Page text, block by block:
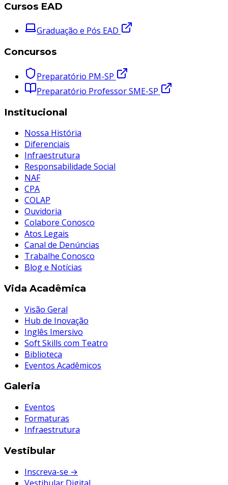
Cursos EAD
Graduação e Pós EAD
Concursos
Preparatório PM-SP
Preparatório Professor SME-SP
Institucional
Nossa História
Diferenciais
Infraestrutura
Responsabilidade Social
NAF
CPA
COLAP
Ouvidoria
Colabore Conosco
Atos Legais
Canal de Denúncias
Trabalhe Conosco
Blog e Notícias
Vida Acadêmica
Visão Geral
Hub de Inovação
Inglês Imersivo
Soft Skills com Teatro
Biblioteca
Eventos Acadêmicos
Galeria
Eventos
Formaturas
Infraestrutura
Vestibular
Inscreva-se →
Vestibular Digital